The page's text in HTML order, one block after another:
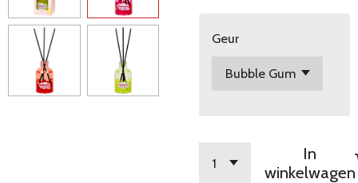
Geur
In
winkelwagen